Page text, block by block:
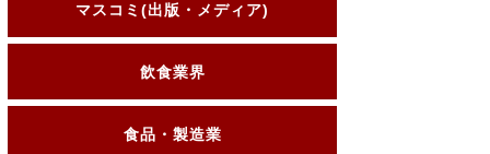
マスコミ(出版・メディア)
飲食業界
食品・製造業